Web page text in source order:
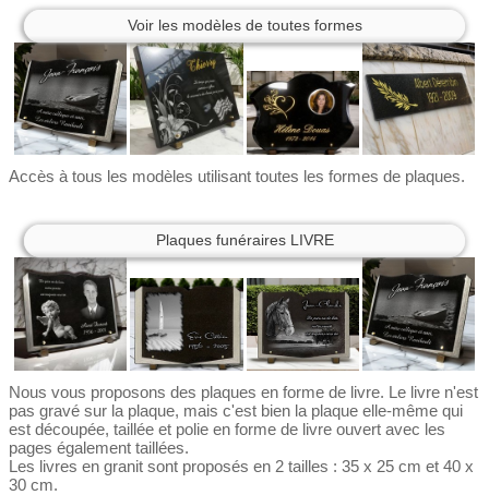
Voir les modèles de toutes formes
Accès à tous les modèles utilisant toutes les formes de plaques.
Plaques funéraires LIVRE
Nous vous proposons des plaques en forme de livre. Le livre n'est
pas gravé sur la plaque, mais c'est bien la plaque elle-même qui
est découpée, taillée et polie en forme de livre ouvert avec les
pages également taillées.
Les livres en granit sont proposés en 2 tailles : 35 x 25 cm et 40 x
30 cm.